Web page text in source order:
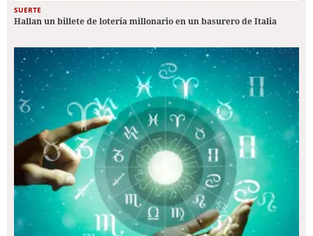
SUERTE
Hallan un billete de lotería millonario en un basurero de Italia